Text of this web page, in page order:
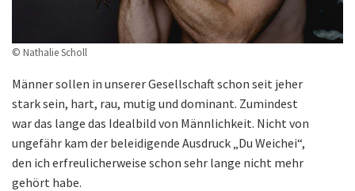
© Nathalie Scholl
Männer sollen in unserer Gesellschaft schon seit jeher
stark sein, hart, rau, mutig und dominant. Zumindest
war das lange das Idealbild von Männlichkeit. Nicht von
ungefähr kam der beleidigende Ausdruck „Du Weichei“,
den ich erfreulicherweise schon sehr lange nicht mehr
gehört habe.